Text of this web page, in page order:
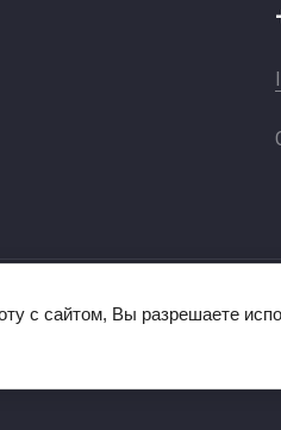
с сайтом, Вы разрешаете